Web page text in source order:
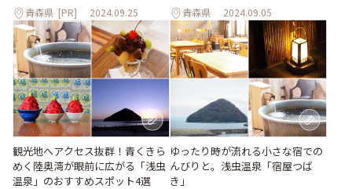
青森県 [PR] 2024.09.25 青森県 2024.09.05
観光地へアクセス抜群！青くきら
めく陸奥湾が眼前に広がる「浅虫
温泉」のおすすめスポット4選
ゆったり時が流れる小さな宿での
んびりと。浅虫温泉「宿屋つば
き」